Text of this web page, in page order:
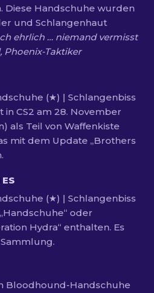
Diese Handschuhe wurden
und Schlangenhaut
ehrlich … niemand vermisst
Phoenix-Taktiker
(★) | Schlangenbiss
CS2 am 28. November
als Teil von Waffenkiste
mit dem Update „Brothers
(★) | Schlangenbiss
oder
Hydra“ enthalten. Es
Bloodhound-Handschuhe